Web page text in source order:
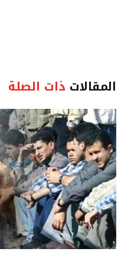
المقالات ذات الصلة